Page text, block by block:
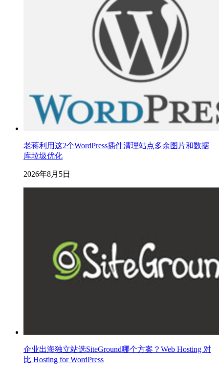
老蒋利用这2个WordPress插件清理站点多余图片和数据
库垃圾优化
2026年8月5日
企业出海独立站选SiteGround哪个方案？Web Hosting 对
比 Hosting for WordPress